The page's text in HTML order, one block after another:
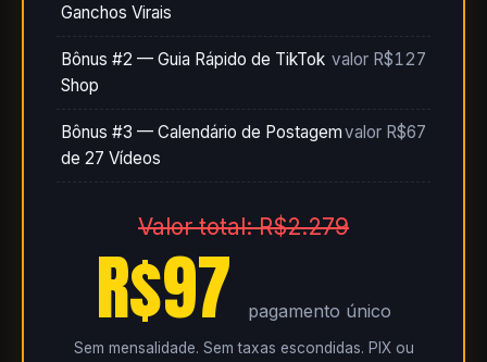
Ganchos Virais
Bônus #2 — Guia Rápido de TikTok
Shop
valor R$127
Bônus #3 — Calendário de Postagem
de 27 Vídeos
valor R$67
Valor total: R$2.279
R$97 pagamento único
Sem mensalidade. Sem taxas escondidas. PIX ou